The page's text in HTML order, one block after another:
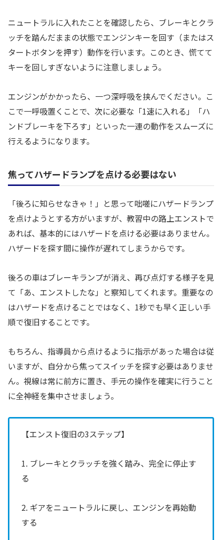
ニュートラルに入れたことを確認したら、ブレーキとクラ
ッチを踏んだままの状態でエンジンキーを回す（またはス
タートボタンを押す）動作を行います。このとき、慌てて
キーを回しすぎないように注意しましょう。
エンジンがかかったら、一つ深呼吸を挟んでください。こ
こで一呼吸置くことで、次に必要な「1速に入れる」「ハ
ンドブレーキを下ろす」といった一連の動作をスムーズに
行えるようになります。
焦ってハザードランプを点ける必要はない
「後ろに知らせなきゃ！」と思って咄嗟にハザードランプ
を点けようとする方がいますが、教習中の路上エンストで
あれば、基本的にはハザードを点ける必要はありません。
ハザードを探す間に操作が遅れてしまうからです。
後ろの車はブレーキランプが消え、再び点灯する様子を見
て「あ、エンストしたな」と察知してくれます。重要なの
はハザードを点けることではなく、1秒でも早く正しい手
順で復旧することです。
もちろん、指導員から点けるように指示があった場合は従
いますが、自分から焦ってスイッチを探す必要はありませ
ん。視線は常に前方に置き、手元の操作を確実に行うこと
に全神経を集中させましょう。
【エンスト復旧の3ステップ】
1. ブレーキとクラッチを強く踏み、完全に停止す
る
2. ギアをニュートラルに戻し、エンジンを再始動
する